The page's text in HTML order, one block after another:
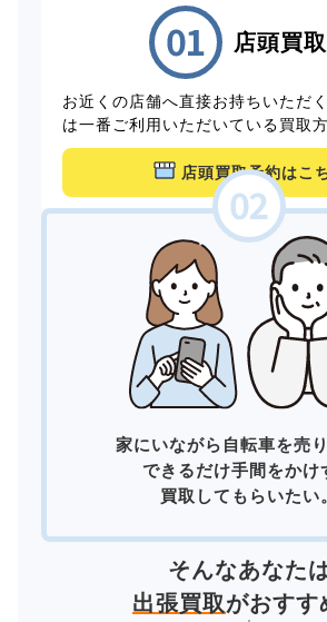
店頭買取
お近くの店舗へ直接お持ちいただ
は一番ご利用いただいている買取方
店頭買取予約はこ
家にいながら自転車を売り
できるだけ手間をかけ
買取してもらいたい
そんなあなた
出張買取がおすす